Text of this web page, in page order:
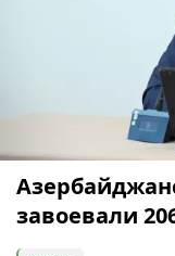
завоевали